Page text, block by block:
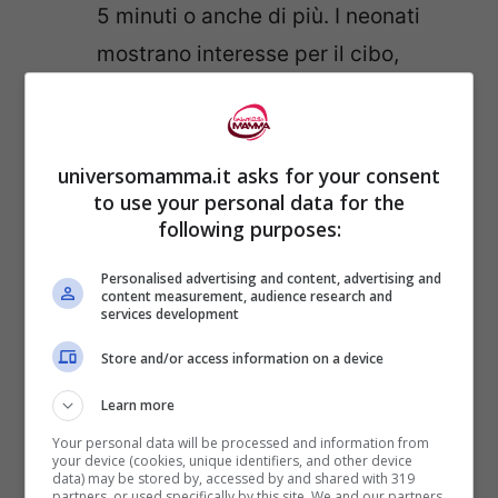
5 minuti o anche di più. I neonati
mostrano interesse per il cibo,
mamma, muovono le mani verso la
bocca
Minuto 18: momento di riposo
Minuto 36: i bambini cominciano a
scalciare e a strisciare verso il seno
della mamma guidati dal suo odore
Minuto 62: i bambini poppano,
soprattutto colostro, una sostanza
ricca di proteina e molecole
immunitarie, queste prime poppate
universomamma.it asks for your consent
to use your personal data for the
following purposes:
Personalised advertising and content, advertising and
content measurement, audience research and
services development
Store and/or access information on a device
Learn more
Your personal data will be processed and information from
your device (cookies, unique identifiers, and other device
data) may be stored by, accessed by and shared with 319